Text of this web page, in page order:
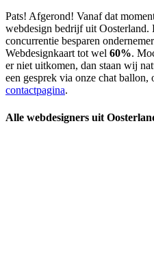
Pats! Afgerond! Vanaf dat
webdesign bedrijf uit Oosterland.
concurrentie besparen
Webdesignkaart tot wel 60%.
er niet uitkomen, dan staan wij
een gesprek via onze chat ballon,
contactpagina.
Alle webdesigners uit